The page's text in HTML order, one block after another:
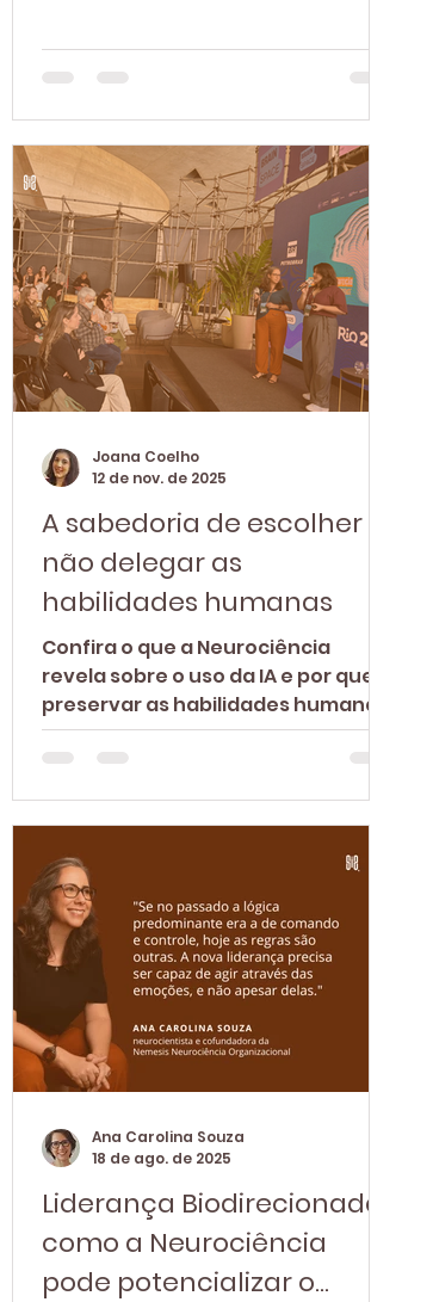
excessivo do termo e a
A sabedoria de escolher
não delegar as
habilidades humanas
Confira o que a Neurociência
revela sobre o uso da IA e por que
preservar as habilidades humanas
é tão importante. Quando
humanos (como a comunicação,
precisamos parar e perguntar: o
que estamos perdendo no
caminho? Outro dia, me deparei
com a notícia de que o WhatsApp
estava testando incluir no
aplicativo a Meta IA para ajudar o
usuário a escrever mensagens. E
confesso que fiquei pensando: a
Joana Coelho
12 de nov. de 2025
Liderança Biodirecionada:
como a Neurociência
pode potencializar o
Ana Carolina Souza
18 de ago. de 2025